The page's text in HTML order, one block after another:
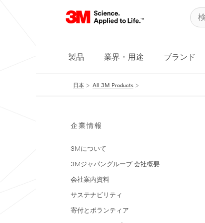
製品 業界・用途 ブランド
日本 All 3M Products
企業情報
3Mについて
3Mジャパングループ 会社概要
会社案内資料
サステナビリティ
寄付とボランティア